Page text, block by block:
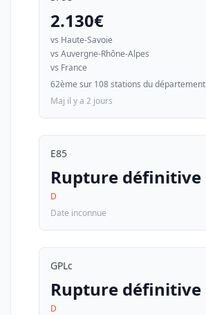
2.130€
vs Haute-Savoie
vs Auvergne-Rhône-Alpes
vs France
62ème sur 108 stations du département
Maj il y a 2 jours
E85
Rupture définitive
D
Date inconnue
GPLc
Rupture définitive
D